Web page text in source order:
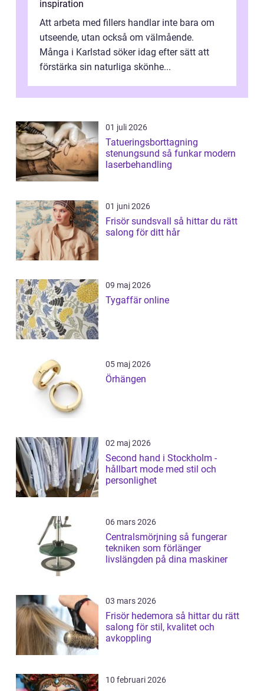
inspiration
Att arbeta med fillers handlar inte bara om
utseende, utan också om välmående.
Många i Karlstad söker idag efter sätt att
förstärka sin naturliga skönhe...
01 juli 2026
Tatueringsborttagning
stenungsund så funkar modern
laserbehandling
01 juni 2026
Frisör sundsvall så hittar du rätt
salong för ditt hår
09 maj 2026
Tygaffär online
05 maj 2026
Örhängen
02 maj 2026
Second hand i Stockholm -
hållbart mode med stil och
personlighet
06 mars 2026
Centralsmörjning så fungerar
tekniken som förlänger
livslängden på dina maskiner
03 mars 2026
Frisör hedemora så hittar du rätt
salong för stil, kvalitet och
avkoppling
10 februari 2026